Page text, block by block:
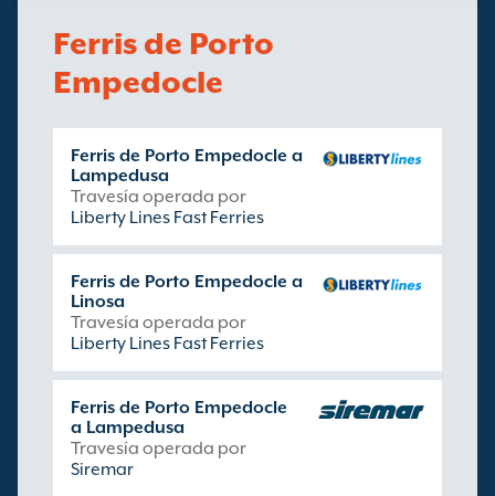
Ferris de Porto
Empedocle
Ferris de Porto Empedocle a
Lampedusa
Travesía operada por
Liberty Lines Fast Ferries
Ferris de Porto Empedocle a
Linosa
Travesía operada por
Liberty Lines Fast Ferries
Ferris de Porto Empedocle
a Lampedusa
Travesía operada por
Siremar